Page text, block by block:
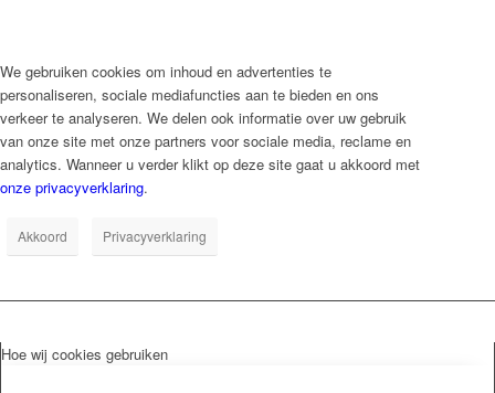
We gebruiken cookies om inhoud en advertenties te
personaliseren, sociale mediafuncties aan te bieden en ons
verkeer te analyseren. We delen ook informatie over uw gebruik
van onze site met onze partners voor sociale media, reclame en
analytics. Wanneer u verder klikt op deze site gaat u akkoord met
onze privacyverklaring.
Akkoord Privacyverklaring
Hoe wij cookies gebruiken